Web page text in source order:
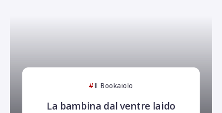
Il Bookaiolo
La bambina dal ventre laido